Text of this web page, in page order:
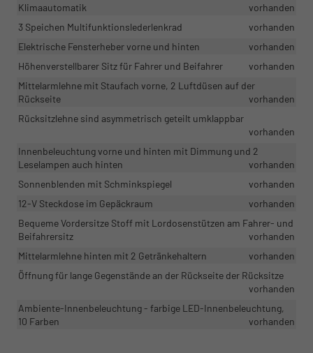
Klimaautomatik
vorhanden
3 Speichen Multifunktionslederlenkrad
vorhanden
Elektrische Fensterheber vorne und hinten
vorhanden
Höhenverstellbarer Sitz für Fahrer und Beifahrer
vorhanden
Mittelarmlehne mit Staufach vorne, 2 Luftdüsen auf der
Rückseite
vorhanden
Rücksitzlehne sind asymmetrisch geteilt umklappbar
vorhanden
Innenbeleuchtung vorne und hinten mit Dimmung und 2
Leselampen auch hinten
vorhanden
Sonnenblenden mit Schminkspiegel
vorhanden
12-V Steckdose im Gepäckraum
vorhanden
Bequeme Vordersitze Stoff mit Lordosenstützen am Fahrer- und
Beifahrersitz
vorhanden
Mittelarmlehne hinten mit 2 Getränkehaltern
vorhanden
Öffnung für lange Gegenstände an der Rückseite der Rücksitze
vorhanden
Ambiente-Innenbeleuchtung - farbige LED-Innenbeleuchtung,
10 Farben
vorhanden